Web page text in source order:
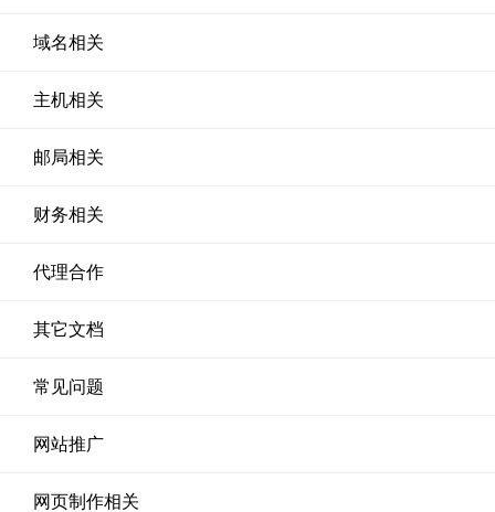
域名相关
主机相关
邮局相关
财务相关
代理合作
其它文档
常见问题
网站推广
网页制作相关